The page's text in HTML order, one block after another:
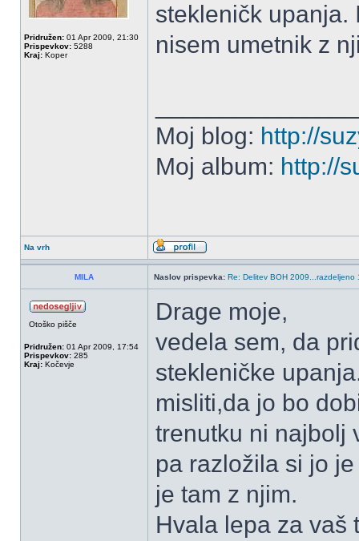
Pridružen: 01 Apr 2009, 21:30
Prispevkov: 5288
Kraj: Koper
stekleničk upanja.
nisem umetnik z
Moj blog: http://
Moj album: http://
Na vrh
MILA Naslov prispevka: Re: Delitev BOH
Otoško pišče
Pridružen: 01 Apr 2009, 17:54
Prispevkov: 285
Kraj: Kočevje
Drage moje,
vedela sem, da
stekleničke
misliti,da jo bo
trenutku ni najbolj
pa razložila si jo
je tam z njim.
Hvala lepa za vaš